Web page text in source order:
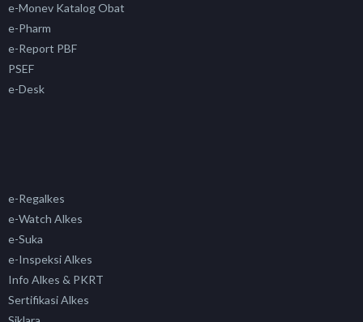
e-Monev Katalog Obat
e-Pharm
e-Report PBF
PSEF
e-Desk
e-Regalkes
e-Watch Alkes
e-Suka
e-Inspeksi Alkes
Info Alkes & PKRT
Sertifikasi Alkes